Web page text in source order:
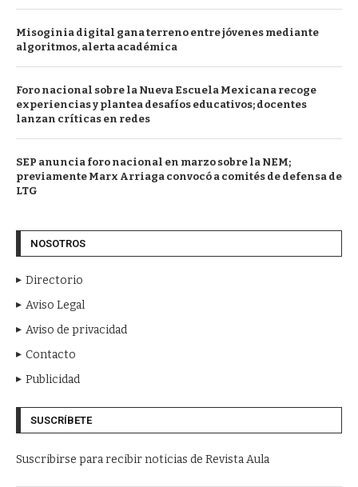
Misoginia digital gana terreno entre jóvenes mediante
algoritmos, alerta académica
Foro nacional sobre la Nueva Escuela Mexicana recoge
experiencias y plantea desafíos educativos; docentes
lanzan críticas en redes
SEP anuncia foro nacional en marzo sobre la NEM;
previamente Marx Arriaga convocó a comités de defensa de
LTG
NOSOTROS
Directorio
Aviso Legal
Aviso de privacidad
Contacto
Publicidad
SUSCRÍBETE
Suscribirse para recibir noticias de Revista Aula